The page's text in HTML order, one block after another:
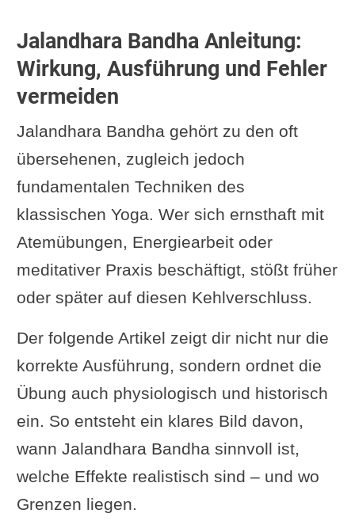
Jalandhara Bandha Anleitung:
Wirkung, Ausführung und Fehler
vermeiden
Jalandhara Bandha gehört zu den oft
übersehenen, zugleich jedoch
fundamentalen Techniken des
klassischen Yoga. Wer sich ernsthaft mit
Atemübungen, Energiearbeit oder
meditativer Praxis beschäftigt, stößt früher
oder später auf diesen Kehlverschluss.
Der folgende Artikel zeigt dir nicht nur die
korrekte Ausführung, sondern ordnet die
Übung auch physiologisch und historisch
ein. So entsteht ein klares Bild davon,
wann Jalandhara Bandha sinnvoll ist,
welche Effekte realistisch sind – und wo
Grenzen liegen.